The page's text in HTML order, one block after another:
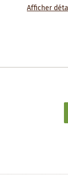
Afficher